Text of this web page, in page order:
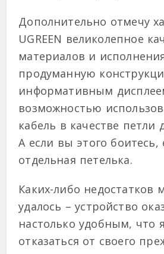
Дополнительно отмечу
UGREEN великолепное
материалов и
продуманную
информативным
возможностью
кабель в качестве петли
А если вы этого боитесь,
отдельная петелька.
Каких-либо недостатков
удалось – устройство
настолько удобным, что
отказаться от своего